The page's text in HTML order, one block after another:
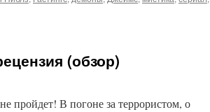
(обзор)
пройдет! В погоне за террористом, о